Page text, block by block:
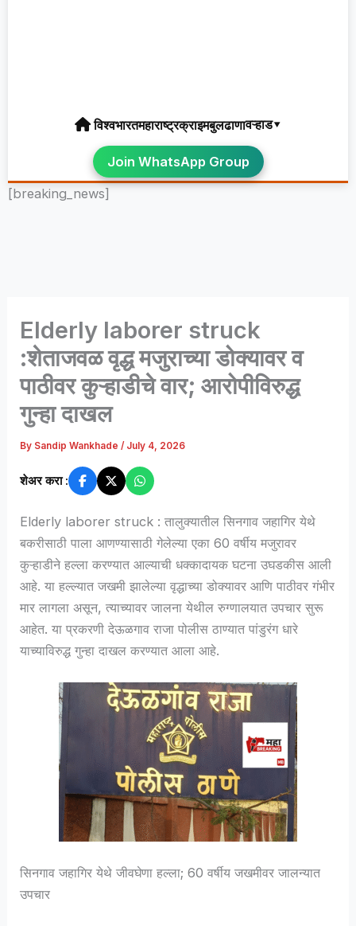
विश्वभारतमहाराष्ट्रक्राइमबुलढाणावऱ्हाड▾
Join WhatsApp Group
[breaking_news]
Elderly laborer struck
:शेताजवळ वृद्ध मजुराच्या डोक्यावर व
पाठीवर कुऱ्हाडीचे वार; आरोपीविरुद्ध
गुन्हा दाखल
By Sandip Wankhade/ July 4, 2026
शेअर करा :
Elderly laborer struck : तालुक्यातील सिनगाव जहागिर येथे
बकरीसाठी पाला आणण्यासाठी गेलेल्या एका 60 वर्षीय मजुरावर
कुऱ्हाडीने हल्ला करण्यात आल्याची धक्कादायक घटना उघडकीस आली
आहे. या हल्ल्यात जखमी झालेल्या वृद्धाच्या डोक्यावर आणि पाठीवर गंभीर
मार लागला असून, त्याच्यावर जालना येथील रुग्णालयात उपचार सुरू
आहेत. या प्रकरणी देऊळगाव राजा पोलीस ठाण्यात पांडुरंग धारे
याच्याविरुद्ध गुन्हा दाखल करण्यात आला आहे.
सिनगाव जहागिर येथे जीवघेणा हल्ला; 60 वर्षीय जखमीवर जालन्यात
उपचार